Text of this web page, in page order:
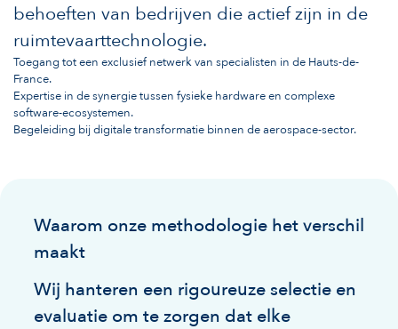
behoeften van bedrijven die actief zijn in de
ruimtevaarttechnologie.
Toegang tot een exclusief netwerk van specialisten in de Hauts-de-
France.
Expertise in de synergie tussen fysieke hardware en complexe
software-ecosystemen.
Begeleiding bij digitale transformatie binnen de aerospace-sector.
Waarom onze methodologie het verschil
maakt
Wij hanteren een rigoureuze selectie en
evaluatie om te zorgen dat elke